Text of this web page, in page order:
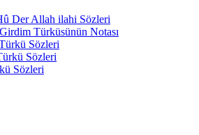
Der Allah ilahi Sözleri
Türküsünün Notası
Sözleri
Sözleri
Sözleri